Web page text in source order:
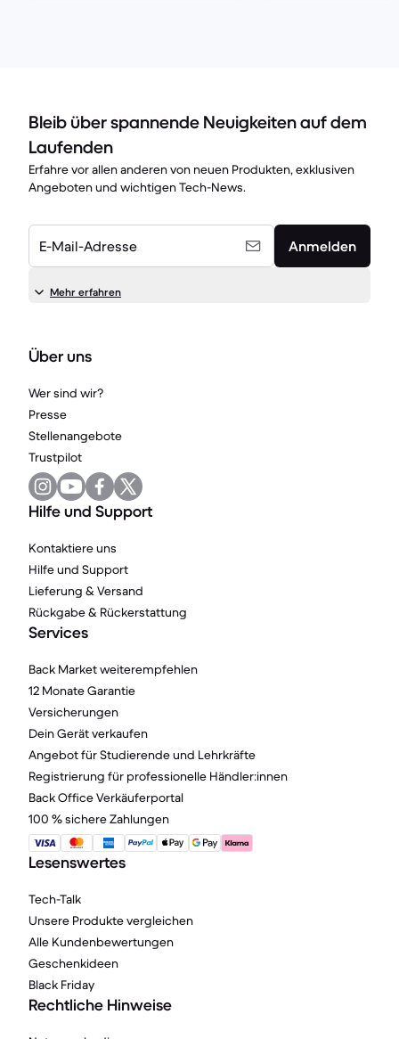
Bleib über spannende Neuigkeiten auf dem
Laufenden
Erfahre vor allen anderen von neuen Produkten, exklusiven
Angeboten und wichtigen Tech-News.
E-Mail-Adresse Anmelden
Mehr erfahren
Über uns
Wer sind wir?
Presse
Stellenangebote
Trustpilot
Hilfe und Support
Kontaktiere uns
Hilfe und Support
Lieferung & Versand
Rückgabe & Rückerstattung
Services
Back Market weiterempfehlen
12 Monate Garantie
Versicherungen
Dein Gerät verkaufen
Angebot für Studierende und Lehrkräfte
Registrierung für professionelle Händler:innen
Back Office Verkäuferportal
100 % sichere Zahlungen
Lesenswertes
Tech-Talk
Unsere Produkte vergleichen
Alle Kundenbewertungen
Geschenkideen
Black Friday
Rechtliche Hinweise